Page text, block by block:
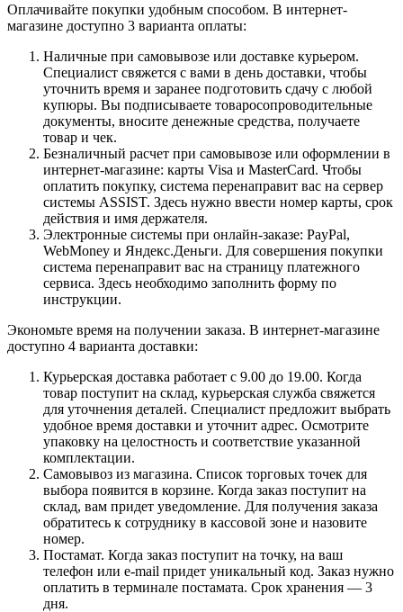
Оплачивайте покупки удобным способом. В интернет-
магазине доступно 3 варианта оплаты:
Наличные при самовывозе или доставке курьером.
Специалист свяжется с вами в день доставки, чтобы
уточнить время и заранее подготовить сдачу с любой
купюры. Вы подписываете товаросопроводительные
документы, вносите денежные средства, получаете
товар и чек.
Безналичный расчет при самовывозе или оформлении в
интернет-магазине: карты Visa и MasterCard. Чтобы
оплатить покупку, система перенаправит вас на сервер
системы ASSIST. Здесь нужно ввести номер карты, срок
действия и имя держателя.
Электронные системы при онлайн-заказе: PayPal,
WebMoney и Яндекс.Деньги. Для совершения покупки
система перенаправит вас на страницу платежного
сервиса. Здесь необходимо заполнить форму по
инструкции.
Экономьте время на получении заказа. В интернет-магазине
доступно 4 варианта доставки:
Курьерская доставка работает с 9.00 до 19.00. Когда
товар поступит на склад, курьерская служба свяжется
для уточнения деталей. Специалист предложит выбрать
удобное время доставки и уточнит адрес. Осмотрите
упаковку на целостность и соответствие указанной
комплектации.
Самовывоз из магазина. Список торговых точек для
выбора появится в корзине. Когда заказ поступит на
склад, вам придет уведомление. Для получения заказа
обратитесь к сотруднику в кассовой зоне и назовите
номер.
Постамат. Когда заказ поступит на точку, на ваш
телефон или e-mail придет уникальный код. Заказ нужно
оплатить в терминале постамата. Срок хранения — 3
дня.